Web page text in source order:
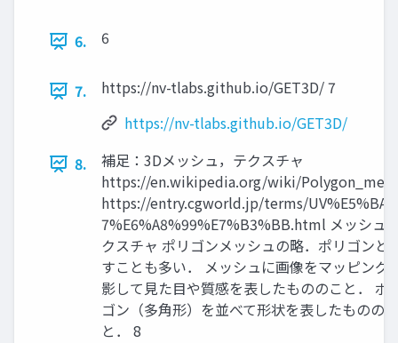
6. 6
7.
https://nv-tlabs.github.io/GET3D/ 7
https://nv-tlabs.github.io/GET3D/
8.
補足：3Dメッシュ，テクスチャ
https://en.wikipedia.org/wiki/Polygon_mes
https://entry.cgworld.jp/terms/
7%E6%A8%99%E7%B3%BB.html メッシュ
クスチャ ポリゴンメッシュの略．ポリゴンと
すことも多い． メッシュに画像をマッピング
影して見た目や質感を表したもののこと． ポ
ゴン（多角形）を並べて形状を表したもののこ
と． 8